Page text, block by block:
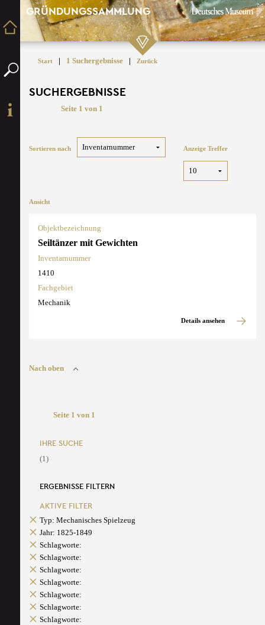
GRÜNDUNGSSAMMLUNG
Start | 1 Suchergebnisse | Zurück
SUCHERGEBNISSE
Seite 1 von 1
Sortieren nach Anzeige Treffer
Ansicht
Objektbezeichnung
Seiltänzer mit Gewichten
Inventarnummer
1410
Fachgebiet
Mechanik
Details ansehen
Nach oben
Seite 1 von 1
IHRE SUCHE
(1)
ERGEBNISSE FILTERN
AKTIVE FILTER
Typ: Mechanisches Spielzeug
Jahr: 1825-1849
Schlagworte:
Schlagworte:
Schlagworte:
Schlagworte:
Schlagworte:
Schlagworte:
Schlagworte: